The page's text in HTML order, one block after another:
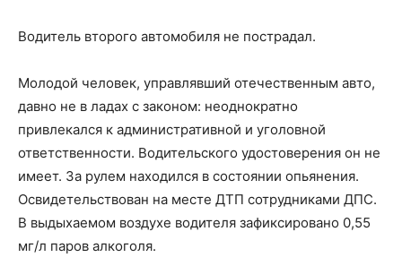
Водитель второго автомобиля не пострадал.
Молодой человек, управлявший отечественным авто,
давно не в ладах с законом: неоднократно
привлекался к административной и уголовной
ответственности. Водительского удостоверения он не
имеет. За рулем находился в состоянии опьянения.
Освидетельствован на месте ДТП сотрудниками ДПС.
В выдыхаемом воздухе водителя зафиксировано 0,55
мг/л паров алкоголя.